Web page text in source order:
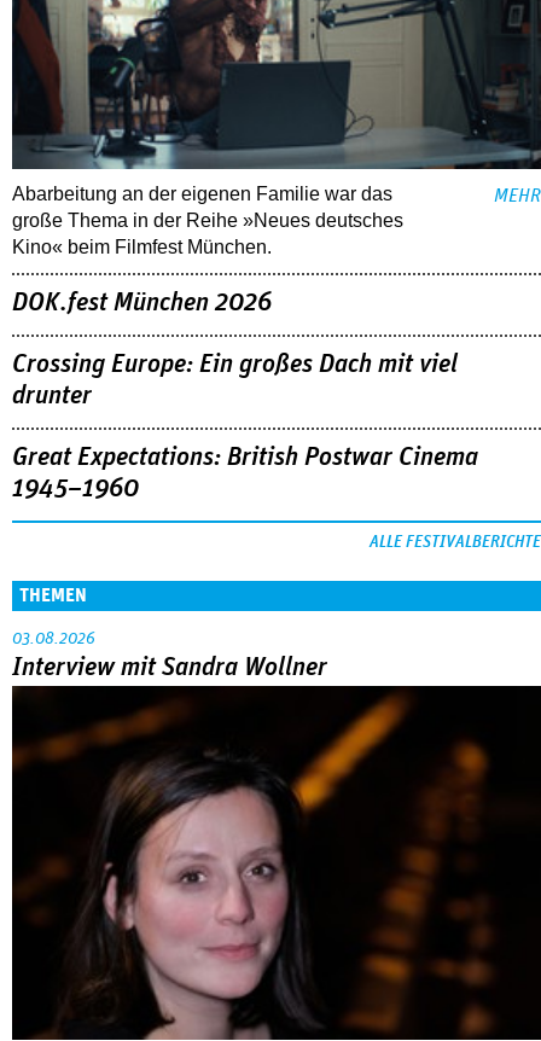
Abarbeitung an der eigenen Familie war das
große Thema in der Reihe »Neues deutsches
Kino« beim Filmfest München.
MEHR
DOK.fest München 2026
Crossing Europe: Ein großes Dach mit viel
drunter
Great Expectations: British Postwar Cinema
1945–1960
ALLE FESTIVALBERICHTE
THEMEN
03.08.2026
Interview mit Sandra Wollner